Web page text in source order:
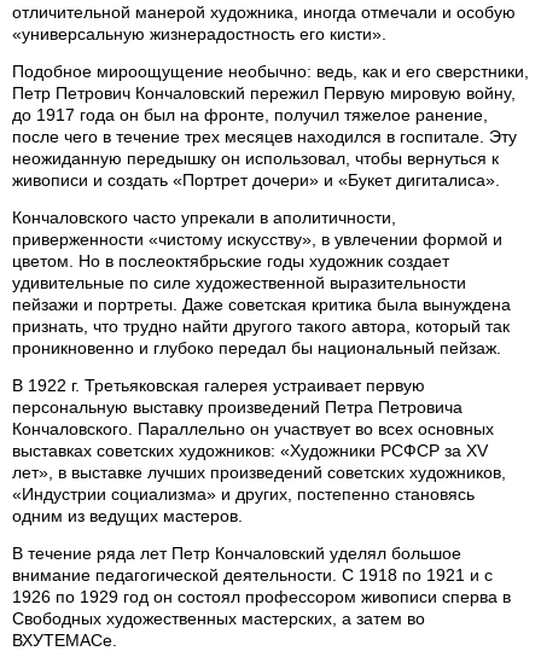
отличительной манерой художника, иногда отмечали и особую
«универсальную жизнерадостность его кисти».
Подобное мироощущение необычно: ведь, как и его сверстники,
Петр Петрович Кончаловский пережил Первую мировую войну,
до 1917 года он был на фронте, получил тяжелое ранение,
после чего в течение трех месяцев находился в госпитале. Эту
неожиданную передышку он использовал, чтобы вернуться к
живописи и создать «Портрет дочери» и «Букет дигиталиса».
Кончаловского часто упрекали в аполитичности,
приверженности «чистому искусству», в увлечении формой и
цветом. Но в послеоктябрьские годы художник создает
удивительные по силе художественной выразительности
пейзажи и портреты. Даже советская критика была вынуждена
признать, что трудно найти другого такого автора, который так
проникновенно и глубоко передал бы национальный пейзаж.
В 1922 г. Третьяковская галерея устраивает первую
персональную выставку произведений Петра Петровича
Кончаловского. Параллельно он участвует во всех основных
выставках советских художников: «Художники РСФСР за XV
лет», в выставке лучших произведений советских художников,
«Индустрии социализма» и других, постепенно становясь
одним из ведущих мастеров.
В течение ряда лет Петр Кончаловский уделял большое
внимание педагогической деятельности. С 1918 по 1921 и с
1926 по 1929 год он состоял профессором живописи сперва в
Свободных художественных мастерских, а затем во
ВХУТЕМАСе.